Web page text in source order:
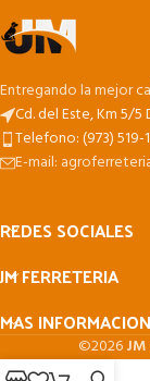
Entregando la mejor
Cd. del Este, Km 5/
Telefono: (973) 519-
E-mail:
REDES SOCIALES
JM FERRETERIA
MAS INFORMACION
©2026JM